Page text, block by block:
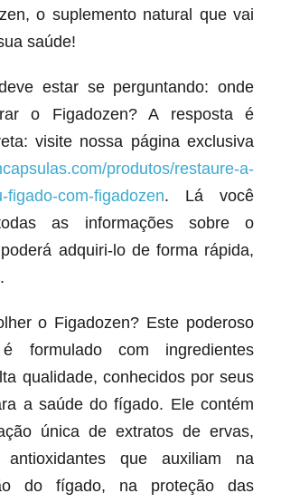
o suplemento natural que vai
saúde!
estar se perguntando: onde
o Figadozen? A resposta é
visite nossa página exclusiva
produtos/restaure-a-
figado-com-figadozen. Lá você
as informações sobre o
adquiri-lo de forma rápida,
o Figadozen? Este poderoso
é formulado com ingredientes
qualidade, conhecidos por seus
a saúde do fígado. Ele contém
única de extratos de ervas,
que auxiliam na
do fígado, na proteção das